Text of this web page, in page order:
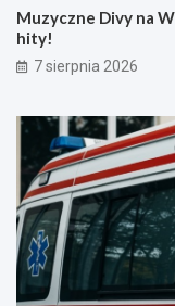
Muzyczne Divy na
hity!
7 sierpnia 2026